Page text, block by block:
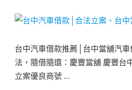
台中汽車借款推薦│台中當舖汽
法，隨借隨還：慶豐當舖 慶豐台
立案優良商號 …